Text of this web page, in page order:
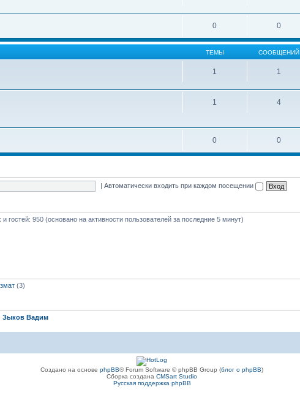
0 0
ТЕМЫ СООБЩЕНИЙ
1 1
1 4
0 0
|Автоматически входить при каждом посещении
гостей: 950 (основано на активности пользователей за последние 5 минут)
(3)
Зыков Вадим
Создано на основе phpBB® Forum Software © phpBB Group (блог о phpBB)
Сборка создана CMSart Studio
Русская поддержка phpBB